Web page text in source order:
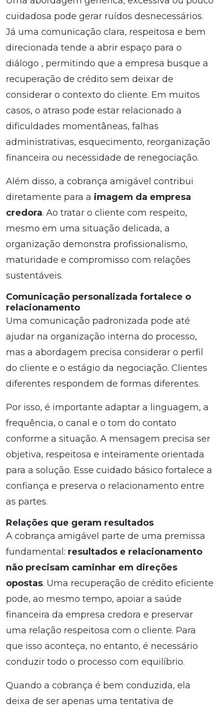
cuidadosa pode gerar ruídos desnecessários.
Já uma comunicação clara, respeitosa e bem
direcionada tende a abrir espaço para o
diálogo , permitindo que a empresa busque a
recuperação de crédito sem deixar de
considerar o contexto do cliente. Em muitos
casos, o atraso pode estar relacionado a
dificuldades momentâneas, falhas
administrativas, esquecimento, reorganização
financeira ou necessidade de renegociação.
Além disso, a cobrança amigável contribui
diretamente para a imagem da empresa
credora. Ao tratar o cliente com respeito,
mesmo em uma situação delicada, a
organização demonstra profissionalismo,
maturidade e compromisso com relações
sustentáveis.
Comunicação personalizada fortalece o
relacionamento
Uma comunicação padronizada pode até
ajudar na organização interna do processo,
mas a abordagem precisa considerar o perfil
do cliente e o estágio da negociação. Clientes
diferentes respondem de formas diferentes.
Por isso, é importante adaptar a linguagem, a
frequência, o canal e o tom do contato
conforme a situação. A mensagem precisa ser
objetiva, respeitosa e inteiramente orientada
para a solução. Esse cuidado básico fortalece a
confiança e preserva o relacionamento entre
as partes.
Relações que geram resultados
A cobrança amigável parte de uma premissa
fundamental: resultados e relacionamento
não precisam caminhar em direções
opostas. Uma recuperação de crédito eficiente
pode, ao mesmo tempo, apoiar a saúde
financeira da empresa credora e preservar
uma relação respeitosa com o cliente. Para
que isso aconteça, no entanto, é necessário
conduzir todo o processo com equilíbrio.
Quando a cobrança é bem conduzida, ela
deixa de ser apenas uma tentativa de